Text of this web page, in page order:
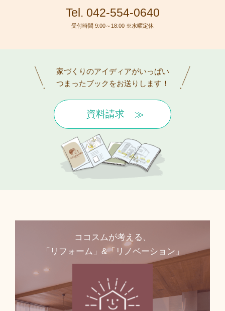
Tel. 042-554-0640
受付時間 9:00～18:00 ※水曜定休
家づくりのアイディアがいっぱい
つまったブックをお送りします！
資料請求
ココスムが考える、
「リフォーム」&「リノベーション」